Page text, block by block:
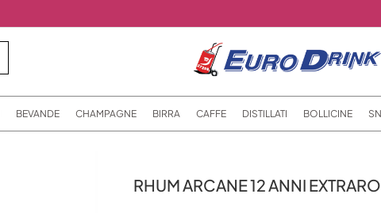
BEVANDE CHAMPAGNE BIRRA CAFFE DISTILLATI BOLLICINE
RHUM ARCANE 12 ANNI